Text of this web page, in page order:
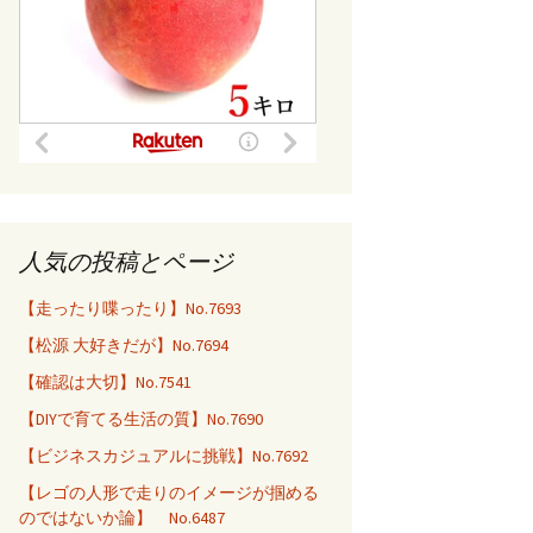
人気の投稿とページ
【走ったり喋ったり】No.7693
【松源 大好きだが】No.7694
【確認は大切】No.7541
【DIYで育てる生活の質】No.7690
【ビジネスカジュアルに挑戦】No.7692
【レゴの人形で走りのイメージが掴める
のではないか論】 No.6487